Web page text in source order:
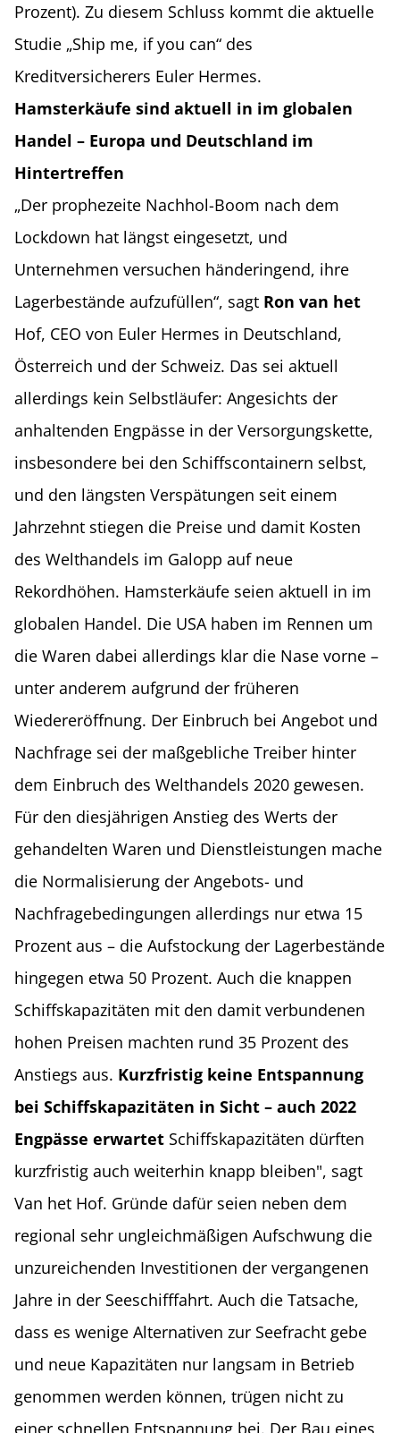
Prozent). Zu diesem Schluss kommt die aktuelle
Studie „Ship me, if you can“ des
Kreditversicherers Euler Hermes.
Hamsterkäufe sind aktuell in im globalen
Handel – Europa und Deutschland im
Hintertreffen
„Der prophezeite Nachhol-Boom nach dem
Lockdown hat längst eingesetzt, und
Unternehmen versuchen händeringend, ihre
Lagerbestände aufzufüllen“, sagt Ron van het
Hof, CEO von Euler Hermes in Deutschland,
Österreich und der Schweiz. Das sei aktuell
allerdings kein Selbstläufer: Angesichts der
anhaltenden Engpässe in der Versorgungskette,
insbesondere bei den Schiffscontainern selbst,
und den längsten Verspätungen seit einem
Jahrzehnt stiegen die Preise und damit Kosten
des Welthandels im Galopp auf neue
Rekordhöhen. Hamsterkäufe seien aktuell in im
globalen Handel. Die USA haben im Rennen um
die Waren dabei allerdings klar die Nase vorne –
unter anderem aufgrund der früheren
Wiedereröffnung. Der Einbruch bei Angebot und
Nachfrage sei der maßgebliche Treiber hinter
dem Einbruch des Welthandels 2020 gewesen.
Für den diesjährigen Anstieg des Werts der
gehandelten Waren und Dienstleistungen mache
die Normalisierung der Angebots- und
Nachfragebedingungen allerdings nur etwa 15
Prozent aus – die Aufstockung der Lagerbestände
hingegen etwa 50 Prozent. Auch die knappen
Schiffskapazitäten mit den damit verbundenen
hohen Preisen machten rund 35 Prozent des
Anstiegs aus. Kurzfristig keine Entspannung
bei Schiffskapazitäten in Sicht – auch 2022
Engpässe erwartet Schiffskapazitäten dürften
kurzfristig auch weiterhin knapp bleiben", sagt
Van het Hof. Gründe dafür seien neben dem
regional sehr ungleichmäßigen Aufschwung die
unzureichenden Investitionen der vergangenen
Jahre in der Seeschifffahrt. Auch die Tatsache,
dass es wenige Alternativen zur Seefracht gebe
und neue Kapazitäten nur langsam in Betrieb
genommen werden können, trügen nicht zu